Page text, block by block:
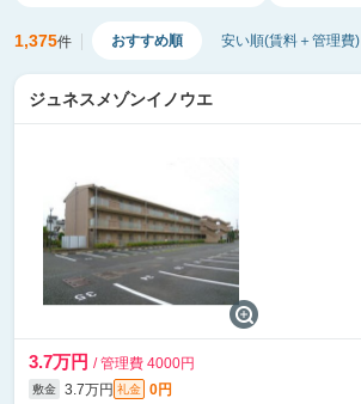
1,375件 おすすめ順 安い順(賃料＋管理費)
ジュネスメゾンイノウエ
3.7万円 / 管理費 4000円
敷金 3.7万円 礼金
0円